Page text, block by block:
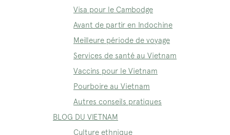
Visa pour le Cambodge
Avant de partir en Indochine
Meilleure période de voyage
Services de santé au Vietnam
Vaccins pour le Vietnam
Pourboire au Vietnam
Autres conseils pratiques
BLOG DU VIETNAM
Culture ethnique